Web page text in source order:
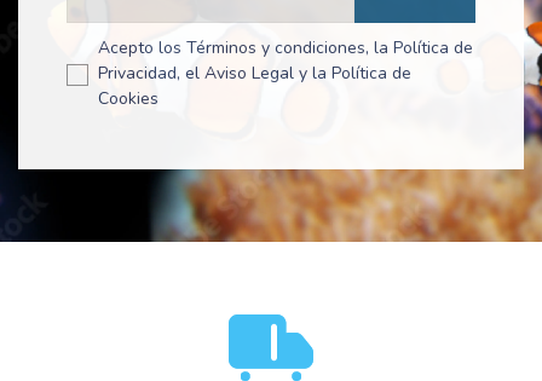
Acepto los Términos y condiciones, la Política de
Privacidad, el Aviso Legal y la Política de
Cookies